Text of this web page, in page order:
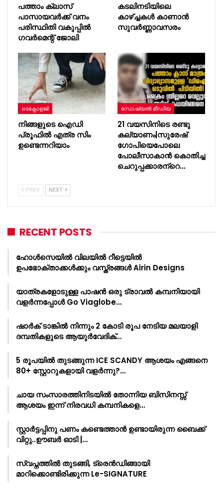
പത്താം ക്ലാസ്
പാസായവർക്ക് വനം
പരിസ്ഥിതി വകുപ്പിൽ
ഗവർമെന്റ് ജോലി
കടലിനടിയിലെ
കാഴ്ച്ചകൾ കാണാൻ
സുവർണ്ണാവസരം
ടെക്നോളജി
നിങ്ങളുടെ ഐഡി
പ്രൂഫിൽ എത്ര സിം
ഉണ്ടെന്നറിയാം
സോഷ്യൽ മീഡിയ
21 വയസിനിടെ രണ്ടു
കല്യാണം|സുരേഷ്
ഗോപിയെപോലെ
പോലീസാകാന്‍ കൊതിച്ച
ചെറുപ്പക്കാരന്‌റെ…
PREV NEXT
RECENT POSTS
ഹോൾസെയിൽ വിലയിൽ റീട്ടെയിൽ
ഉപഭോക്താക്കൾക്കും വസ്ത്രങ്ങൾ Airin Designs
യാത്രകളോടുള്ള പാഷൻ ഒരു ട്രാവൽ കമ്പനിയായി
വളർന്നപ്പോൾ Go Viaglobe…
ഷാർക്‌ ടാങ്കിൽ നിന്നും 2 കോടി രൂപ നേടിയ മലയാളി
ദമ്പതികളുടെ ആയുർവേദിക്…
5 രൂപയിൽ തുടങ്ങുന്ന ICE SCANDY ആശയം എങ്ങനെ
80+ സ്റ്റോറുകളായി വളർന്നു?…
ചായ സംസാരത്തിനിടയിൽ തോന്നിയ ബിസിനസ്സ്
ആശയം ഇന്ന് നിരവധി കമ്പനികളെ…
സ്റ്റാർട്ടപ്പിനു പണം കണ്ടെത്താൻ ഉണ്ടായിരുന്ന ബൈക്ക്
വിറ്റു..ഊബർ ഓടി |…
സ്വപ്നത്തിൽ തുടങ്ങി, ട്രെൻഡിങ്ങായി
മാറിക്കൊണ്ടിരിക്കുന്ന Le-SIGNATURE